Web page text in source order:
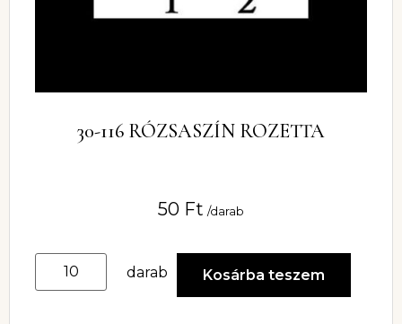
30-116 RÓZSASZÍN ROZETTA
50 Ft /darab
darab Kosárba teszem